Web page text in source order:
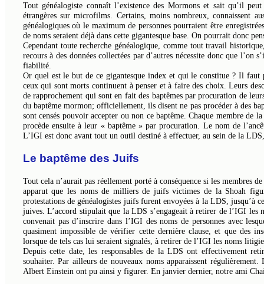
Tout généalogiste connaît l’existence des Mormons et sait qu’il
étrangères sur microfilms. Certains, moins nombreux, connaissent
généalogiques où le maximum de personnes pourraient être
de noms seraient déjà dans cette gigantesque base. On pourrait donc
Cependant toute recherche généalogique, comme tout travail
recours à des données collectées par d’autres nécessite donc que l’on
fiabilité.
Or quel est le but de ce gigantesque index et qui le constitue ? Il faut
ceux qui sont morts continuent à penser et à faire des choix. Leurs
de rapprochement qui sont en fait des baptêmes par procuration de
du baptême mormon; officiellement, ils disent ne pas procéder à des
sont censés pouvoir accepter ou non ce baptême. Chaque membre de
procède ensuite à leur « baptême » par procuration. Le nom de
L’IGI est donc avant tout un outil destiné à effectuer, au sein de la
Le baptême des Juifs
Tout cela n’aurait pas réellement porté à conséquence si les membres
apparut que les noms de milliers de juifs victimes de la Shoah
protestations de généalogistes juifs furent envoyées à la LDS, jusqu’à
juives. L’accord stipulait que la LDS s’engageait à retirer de l’IGI les
convenait pas d’inscrire dans l’IGI des noms de personnes avec
quasiment impossible de vérifier cette dernière clause, et que des
lorsque de tels cas lui seraient signalés, à retirer de l’IGI les noms
Depuis cette date, les responsables de la LDS ont effectivement
souhaiter. Par ailleurs de nouveaux noms apparaissent
Albert Einstein ont pu ainsi y figurer. En janvier dernier, notre ami